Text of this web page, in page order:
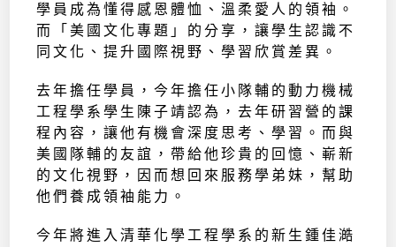
學員成為懂得感恩體恤、溫柔愛人的領袖。
而「美國文化專題」的分享，讓學生認識不
同文化、提升國際視野、學習欣賞差異。
去年擔任學員，今年擔任小隊輔的動力機械
工程學系學生陳子靖認為，去年研習營的課
程內容，讓他有機會深度思考、學習。而與
美國隊輔的友誼，帶給他珍貴的回憶、嶄新
的文化視野，因而想回來服務學弟妹，幫助
他們養成領袖能力。
今年將進入清華化學工程學系的新生鍾佳澔